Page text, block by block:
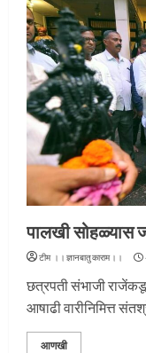
पालखी सोहळ्यास
टीम ।।ज्ञानबातुकाराम।।
छत्रपती संभाजी
आषाढी वारीनिमित्त
आणखी